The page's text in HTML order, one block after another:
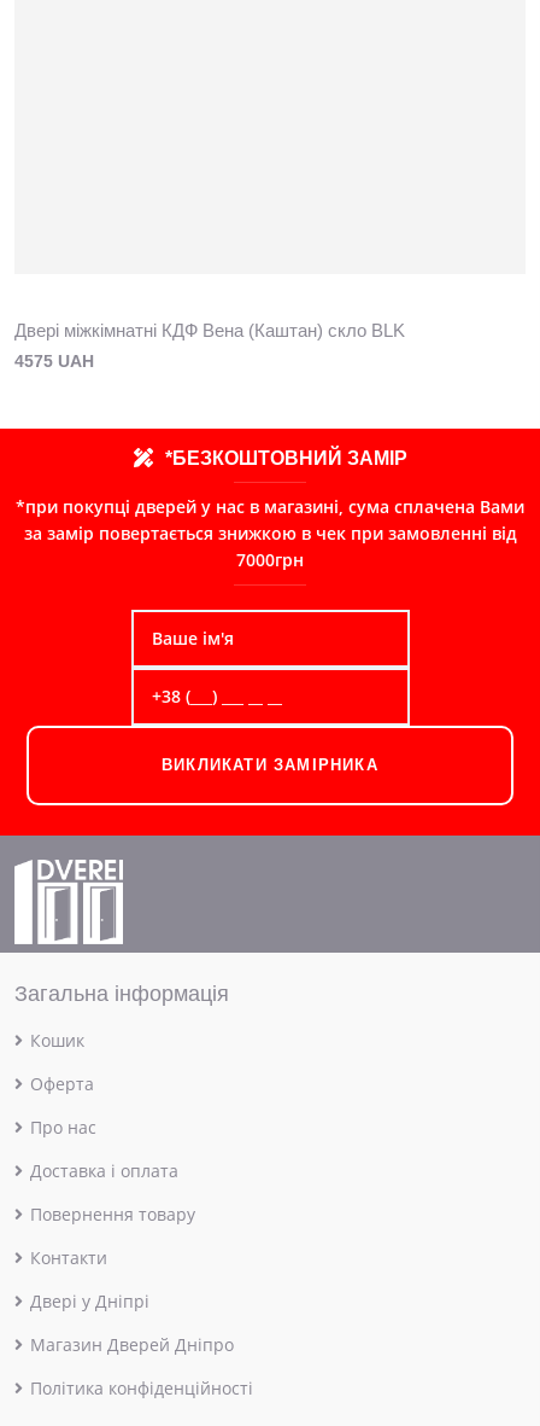
Двері міжкімнатні КДФ Вена (Каштан) скло BLK
4575 UAH
*БЕЗКОШТОВНИЙ ЗАМІР
*при покупці дверей у нас в магазині, сума сплачена Вами
за замір повертається знижкою в чек при замовленні від
7000грн
ВИКЛИКАТИ ЗАМІРНИКА
Загальна інформація
Кошик
Оферта
Про нас
Доставка і оплата
Повернення товару
Контакти
Двері у Дніпрі
Магазин Дверей Дніпро
Політика конфіденційності